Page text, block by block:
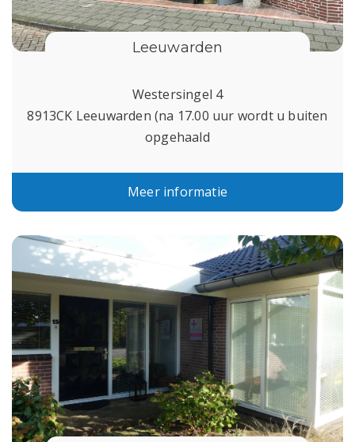
Leeuwarden
Westersingel 4
8913CK Leeuwarden (na 17.00 uur wordt u buiten
opgehaald
Meer informatie